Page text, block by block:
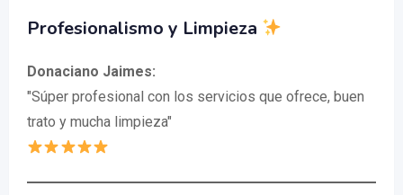
Profesionalismo y Limpieza
Donaciano Jaimes:
"Súper profesional con los servicios que ofrece, buen
trato y mucha limpieza"